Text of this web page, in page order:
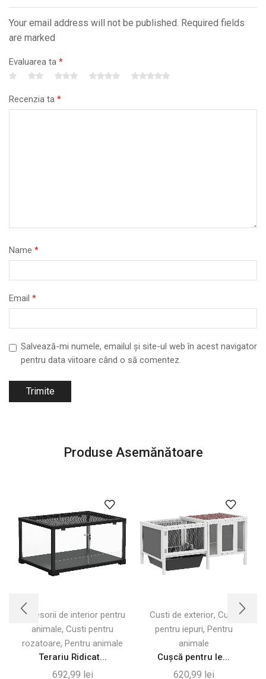
Your email address will not be published. Required fields
are marked
Evaluarea ta *
Recenzia ta *
Name *
Email *
Salvează-mi numele, emailul și site-ul web în acest navigator
pentru data viitoare când o să comentez.
Produse Asemănătoare
Accesorii de interior pentru
animale, Custi pentru
rozatoare, Pentru animale
Terariu Ridicat...
692,99 lei
Custi de exterior, Custi
pentru iepuri, Pentru
animale
Cușcă pentru Ie...
620,99 lei